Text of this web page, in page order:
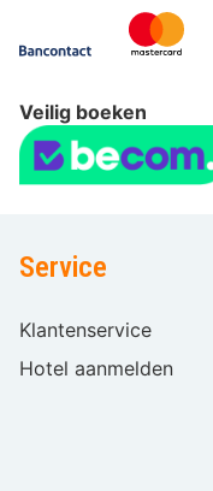
Veilig boeken
Service
Klantenservice
Hotel aanmelden